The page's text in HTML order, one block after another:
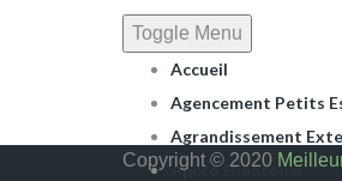
Toggle Menu
Accueil
Agencement Petits
Agrandissement
Apéro Dinatoire
Copyright © 2020